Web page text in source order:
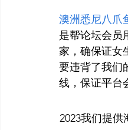
澳洲悉尼八爪
是帮论坛会员
家，确保证女
要违背了我们
线，保证平台
2023我们提